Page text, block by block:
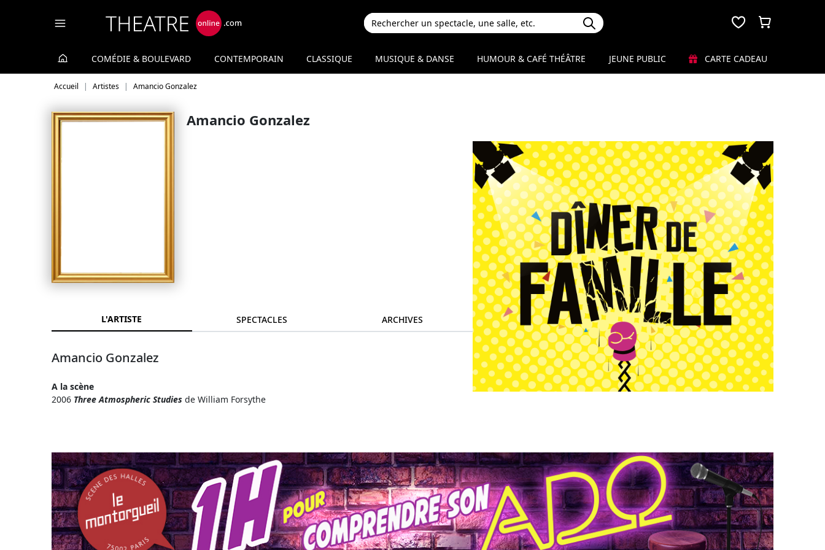
COMÉDIE & BOULEVARD CONTEMPORAIN CLASSIQUE MUSIQUE & DANSE HUMOUR & CAFÉ THÉÂTRE JEUNE PUBLIC CARTE CADEAU
Accueil Artistes Amancio Gonzalez
Amancio Gonzalez
L'ARTISTE SPECTACLES ARCHIVES
Amancio Gonzalez
A la scène
2006 Three Atmospheric Studies de William Forsythe